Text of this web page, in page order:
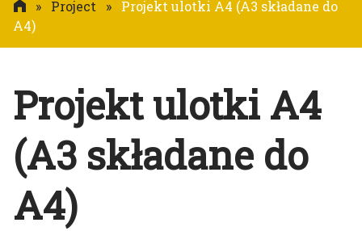
» Project »
Projekt ulotki A4 (A3 składane do
A4)
Projekt ulotki A4
(A3 składane do
A4)